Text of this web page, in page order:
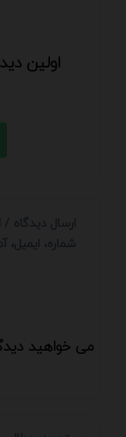
اولین
ارسال دیدگاه
شماره،
می خواهید